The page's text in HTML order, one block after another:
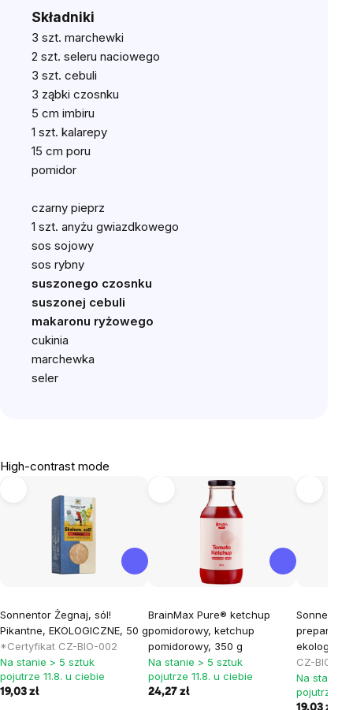
Składniki
3 szt. marchewki
2 szt. seleru naciowego
3 szt. cebuli
3 ząbki czosnku
5 cm imbiru
1 szt. kalarepy
15 cm poru
pomidor
czarny pieprz
1 szt. anyżu gwiazdkowego
sos sojowy
sos rybny
suszonego czosnku
suszonej cebuli
makaronu ryżowego
cukinia
marchewka
seler
High-contrast mode
Sonnentor Żegnaj, sól!
Pikantne, EKOLOGICZNE, 50 g
*Certyfikat CZ-BIO-002
Na stanie > 5 sztuk
pojutrze 11.8. u ciebie
19,03 zł
BrainMax Pure® ketchup
pomidorowy, ketchup
pomidorowy, 350 g
Na stanie > 5 sztuk
pojutrze 11.8. u ciebie
24,27 zł
Sonnentor
preparat
CZ-BIO-
Na stanie
pojutrze